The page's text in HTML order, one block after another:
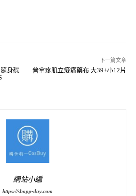
身碟
下一篇文章
普拿疼肌立痠痛藥布 大39+小12片
網站小編
https://shopp-day.com